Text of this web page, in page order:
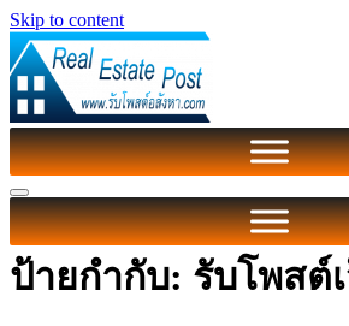
Skip to content
ป้ายกำกับ: รับโพสต์